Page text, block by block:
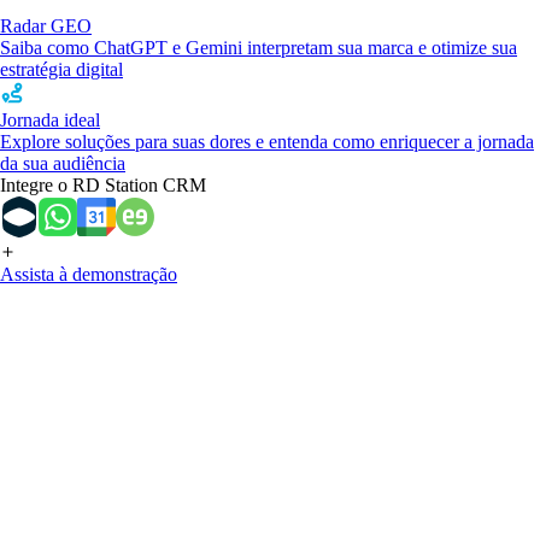
Radar GEO
Saiba como ChatGPT e Gemini interpretam sua marca e otimize sua
estratégia digital
Jornada ideal
Explore soluções para suas dores e entenda como enriquecer a jornada
da sua audiência
Integre o RD Station CRM
Assista à demonstração